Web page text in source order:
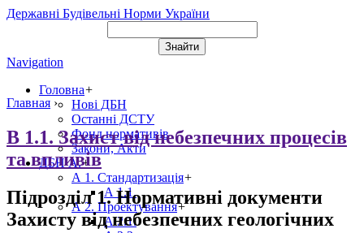
Державні Будівельні Норми України
Navigation
Головна+
Нові ДБН
Останні ДСТУ
Фонд нормативів
Закони, Акти
ДБН А.+
А 1. Стандартизація+
А 1.1.
А 2. Проектування+
А 2.1.
Главная ›
В 1.1. Захист від небезпечних процесів
та впливів
Підрозділ 1. Нормативні документи
Захисту від небезпечних геологічних